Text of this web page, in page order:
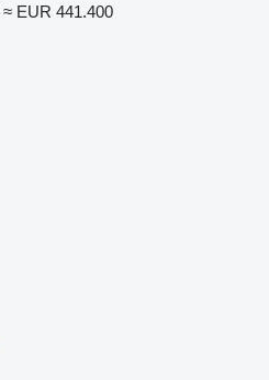
≈ EUR 441.400